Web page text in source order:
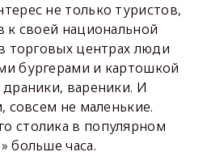
не только туристов,
к своей национальной
торговых центрах люди
бургерами и картошкой
вареники. И
совсем не маленькие.
столика в популярном
больше часа.